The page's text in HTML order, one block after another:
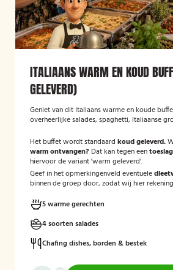
ITALIAANS WARM EN KOUD
GELEVERD)
Geniet van dit Italiaans warme en koude
overheerlijke salades, spaghetti, Italiaanse
Het buffet wordt standaard koud geleverd.
warm ontvangen? Dat kan tegen een
hiervoor de variant 'warm geleverd'.
Geef in het opmerkingenveld eventuele
binnen de groep door, zodat wij hier
5 warme gerechten
4 soorten salades
Chafing dishes, borden & bestek